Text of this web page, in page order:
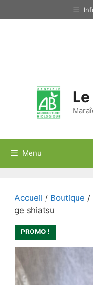
au
Menu
Accueil / Boutique /
ge shiatsu
PROMO !